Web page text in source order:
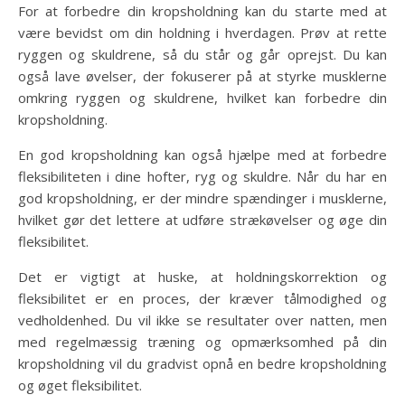
For at forbedre din kropsholdning kan du starte med at
være bevidst om din holdning i hverdagen. Prøv at rette
ryggen og skuldrene, så du står og går oprejst. Du kan
også lave øvelser, der fokuserer på at styrke musklerne
omkring ryggen og skuldrene, hvilket kan forbedre din
kropsholdning.
En god kropsholdning kan også hjælpe med at forbedre
fleksibiliteten i dine hofter, ryg og skuldre. Når du har en
god kropsholdning, er der mindre spændinger i musklerne,
hvilket gør det lettere at udføre strækøvelser og øge din
fleksibilitet.
Det er vigtigt at huske, at holdningskorrektion og
fleksibilitet er en proces, der kræver tålmodighed og
vedholdenhed. Du vil ikke se resultater over natten, men
med regelmæssig træning og opmærksomhed på din
kropsholdning vil du gradvist opnå en bedre kropsholdning
og øget fleksibilitet.